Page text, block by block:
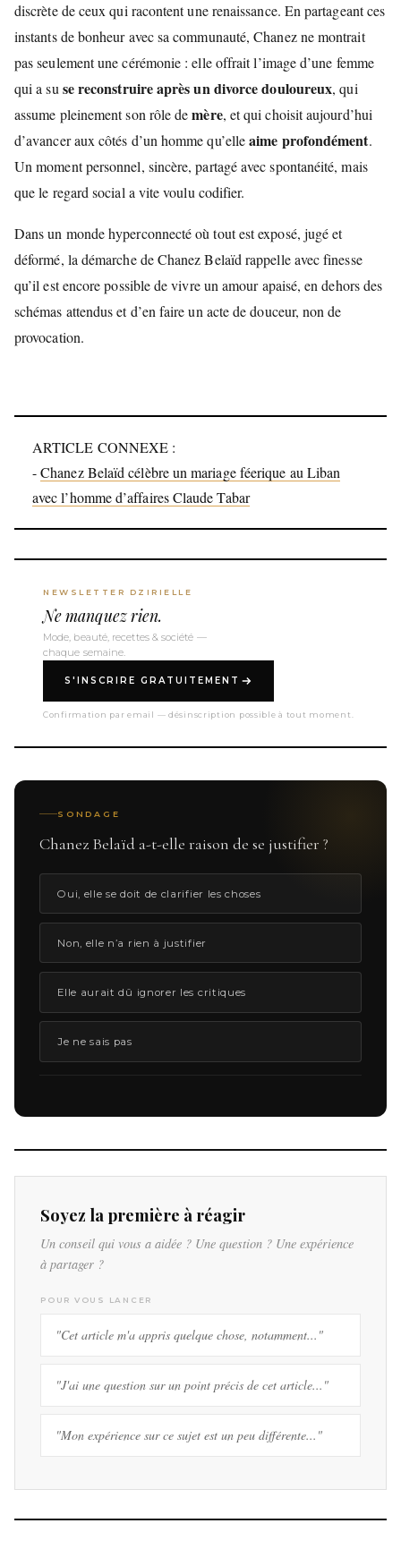
discrète de ceux qui racontent une renaissance. En partageant ces
instants de bonheur avec sa communauté, Chanez ne montrait
pas seulement une cérémonie : elle offrait l’image d’une femme
qui a su se reconstruire après un divorce douloureux, qui
assume pleinement son rôle demère, et qui choisit aujourd’hui
d’avancer aux côtés d’un homme qu’elleaime profondément.
Un moment personnel, sincère, partagé avec spontanéité, mais
que le regard social a vite voulu codifier.
Dans un monde hyperconnecté où tout est exposé, jugé et
déformé, la démarche de Chanez Belaïd rappelle avec finesse
qu’il est encore possible de vivre un amour apaisé, en dehors des
schémas attendus et d’en faire un acte de douceur, non de
provocation.
ARTICLE CONNEXE :
-Chanez Belaïd célèbre un mariage féerique au Liban
avec l’homme d’affaires Claude Tabar
NEWSLETTER DZIRIELLE
Ne manquez rien.
Mode, beauté, recettes & société —
chaque semaine.
S'INSCRIRE GRATUITEMENT
Confirmation par email — désinscription possible à tout moment.
SONDAGE
Chanez Belaïd a-t-elle raison de se justifier ?
Oui, elle se doit de clarifier les choses
Non, elle n’a rien à justifier
Elle aurait dû ignorer les critiques
Je ne sais pas
Soyez la première à réagir
Un conseil qui vous a aidée ? Une question ? Une expérience
à partager ?
POUR VOUS LANCER
"Cet article m'a appris quelque chose, notamment..."
"J'ai une question sur un point précis de cet article..."
"Mon expérience sur ce sujet est un peu différente..."